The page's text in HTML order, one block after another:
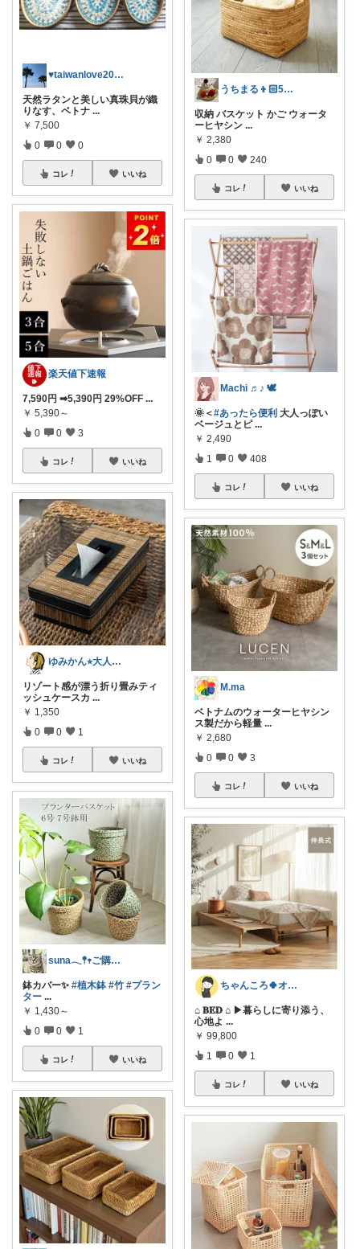
♥taiwanlove2026♥
天然ラタンと美しい真珠貝が織
りなす、ベトナ ...
￥ 7,500
0 0 0
コレ いいね
楽天値下速報
7,590円 ➡5,390円 29%OFF ...
￥ 5,390～
0 0 3
コレ いいね
ゆみかん⭐︎大人の暮らし研究室
リゾート感が漂う折り畳みティ
ッシュケースカ ...
￥ 1,350
0 0 1
コレ いいね
suna𓂃𖤥𖥧ご購入感謝´`*
鉢カバー✨ #植木鉢 #竹 #プラン
ター ...
￥ 1,430～
0 0 1
コレ いいね
うちまる👦🏻5歳ママ♡
収納 バスケット かご ウォータ
ーヒヤシン ...
￥ 2,380
0 0 240
コレ いいね
Machi ♬♪ 🕊
🌞＜#あったら便利 大人っぽい
ベージュとピ ...
￥ 2,490
1 0 408
コレ いいね
M.ma
ベトナムのウォーターヒヤシン
ス製だから軽量 ...
￥ 2,680
0 0 3
コレ いいね
ちゃんころ🍀オリ写/インテリア/キッズ
⌂ 𝐁𝐄𝐃 ⌂ ▶暮らしに寄り添う、
心地よ ...
￥ 99,800
1 0 1
コレ いいね